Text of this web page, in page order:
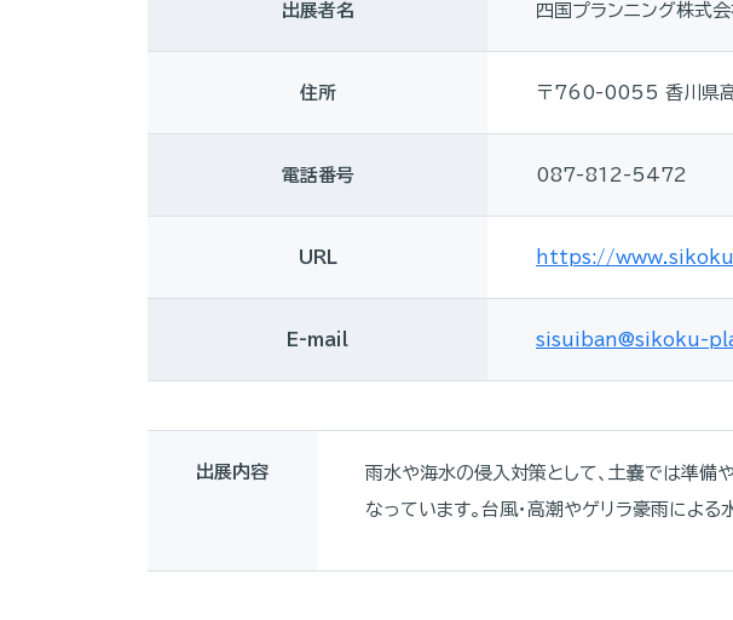
出展者名 四国プランニング株式
住所 〒760-0055 香川県
電話番号 087-812-5472
URL https://
E-mail sisuiban@sikoku-
出展内容
雨水や海水の侵入対策として、土嚢では準備
なっています。台風・高潮やゲリラ豪雨によ